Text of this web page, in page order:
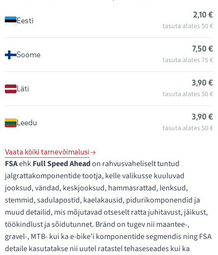
Eesti
2,10 €
tasuta alates 50 €
Soome
7,50 €
tasuta alates 75 €
Läti
3,90 €
tasuta alates 50 €
Leedu
3,90 €
tasuta alates 50 €
Vaata kõiki tarnevõimalusi
FSAehkFull Speed Aheadon rahvusvaheliselt tuntud
jalgrattakomponentide tootja, kelle valikusse kuuluvad
jooksud, vändad, keskjooksud, hammasrattad, lenksud,
stemmid, sadulapostid, kaelakausid, pidurikomponendid ja
muud detailid, mis mõjutavad otseselt ratta juhitavust, jäikust,
töökindlust ja sõidutunnet. Bränd on tugev nii maantee-,
gravel-, MTB- kui ka e-bike’i komponentide segmendis ning FSA
detaile kasutatakse nii uutel ratastel tehaseseades kui ka